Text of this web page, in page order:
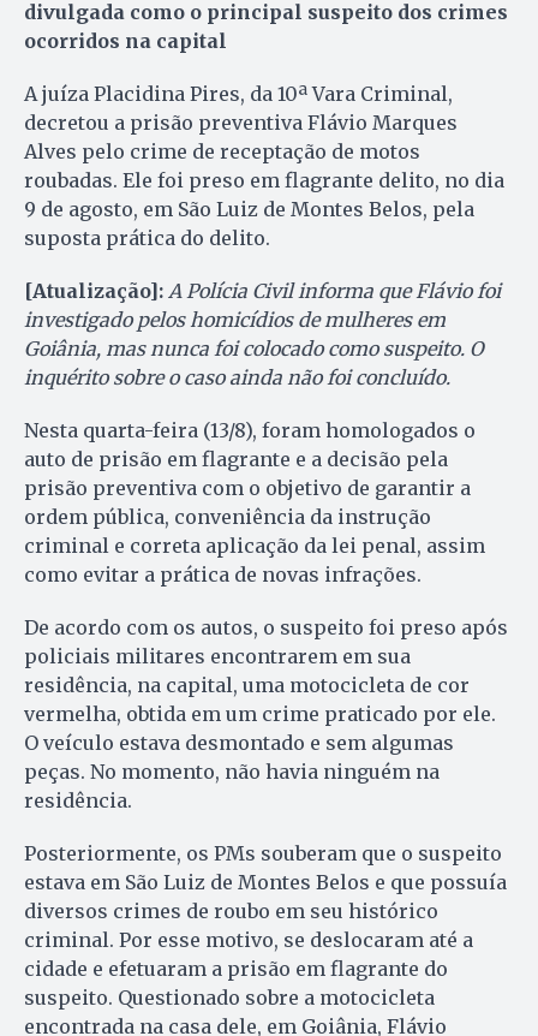
divulgada como o principal suspeito dos crimes
ocorridos na capital
A juíza Placidina Pires, da 10ª Vara Criminal,
decretou a prisão preventiva Flávio Marques
Alves pelo crime de receptação de motos
roubadas. Ele foi preso em flagrante delito, no dia
9 de agosto, em São Luiz de Montes Belos, pela
suposta prática do delito.
[Atualização]: A Polícia Civil informa que Flávio foi
investigado pelos homicídios de mulheres em
Goiânia, mas nunca foi colocado como suspeito. O
inquérito sobre o caso ainda não foi concluído.
Nesta quarta-feira (13/8), foram homologados o
auto de prisão em flagrante e a decisão pela
prisão preventiva com o objetivo de garantir a
ordem pública, conveniência da instrução
criminal e correta aplicação da lei penal, assim
como evitar a prática de novas infrações.
De acordo com os autos, o suspeito foi preso após
policiais militares encontrarem em sua
residência, na capital, uma motocicleta de cor
vermelha, obtida em um crime praticado por ele.
O veículo estava desmontado e sem algumas
peças. No momento, não havia ninguém na
residência.
Posteriormente, os PMs souberam que o suspeito
estava em São Luiz de Montes Belos e que possuía
diversos crimes de roubo em seu histórico
criminal. Por esse motivo, se deslocaram até a
cidade e efetuaram a prisão em flagrante do
suspeito. Questionado sobre a motocicleta
encontrada na casa dele, em Goiânia, Flávio